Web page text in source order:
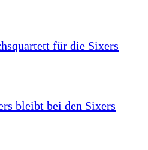
für die Sixers
bleibt bei den Sixers